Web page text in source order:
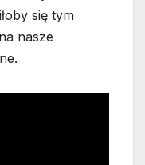
się tym
nasze